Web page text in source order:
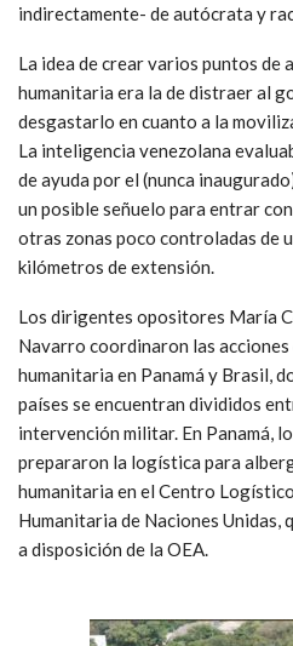
indirectamente- de autócrata y
La idea de crear varios puntos de
humanitaria era la de distraer al
desgastarlo en cuanto a la
La inteligencia venezolana
de ayuda por el (nunca
un posible señuelo para entrar
otras zonas poco controladas de
kilómetros de extensión.
Los dirigentes opositores María
Navarro coordinaron las acciones
humanitaria en Panamá y Brasil,
países se encuentran divididos
intervención militar. En Panamá,
prepararon la logística para
humanitaria en el Centro
Humanitaria de Naciones Unidas,
a disposición de la OEA.